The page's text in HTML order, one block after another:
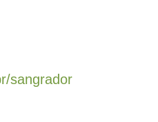
sangrador